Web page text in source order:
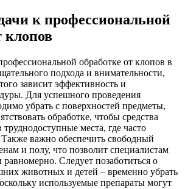
к профессиональной
клопов
обработке от клопов в
подхода и внимательности,
зависит эффективность и
Для успешного проведения
убрать с поверхностей предметы,
обработке, чтобы средства
места, где часто
важно обеспечить свободный
и полу, что позволит специалистам
равномерно. Следует позаботиться о
животных и детей – временно убрать
используемые препараты могут